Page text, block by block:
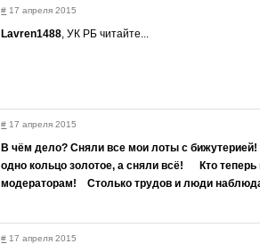
# 17 апреля 2015
Lavren1488, УК РБ читайте...
# 17 апреля 2015
В чём дело? Сняли все мои лоты с
одно кольцо золотое, а сняли всё! Кто
модераторам! Столько трудов и люди
# 17 апреля 2015